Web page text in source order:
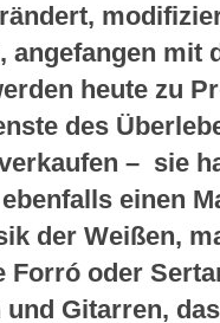
angefangen mit
heute zu
des
– sie
einen
der Weißen,
Forró oder
und Gitarren,